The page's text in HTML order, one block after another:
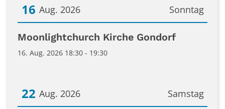
Sonntag
16 Aug. 2026
Datum: 16. August 2026
Moonlightchurch Kirche Gondorf
16. Aug. 2026 18:30 - 19:30
Samstag
22 Aug. 2026